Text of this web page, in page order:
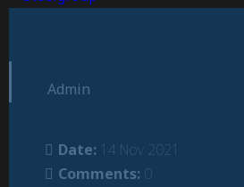
Admin
Date: 14 Nov 2021
Comments: 0